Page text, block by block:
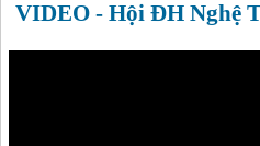
VIDEO - Hội ĐH Nghệ